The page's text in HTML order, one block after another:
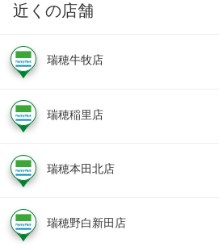
近くの店舗
瑞穂牛牧店
瑞穂稲里店
瑞穂本田北店
瑞穂野白新田店